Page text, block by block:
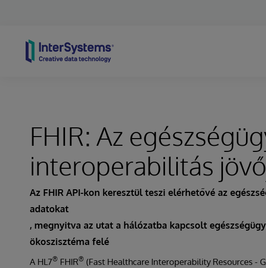
FHIR: Az
interoperabilitás
Az FHIR API-kon keresztül teszi elérhetővé az
adatokat
, megnyitva az utat a hálózatba kapcsolt
ökoszisztéma felé
A HL7® FHIR® (Fast Healthcare Interoperability Resources -